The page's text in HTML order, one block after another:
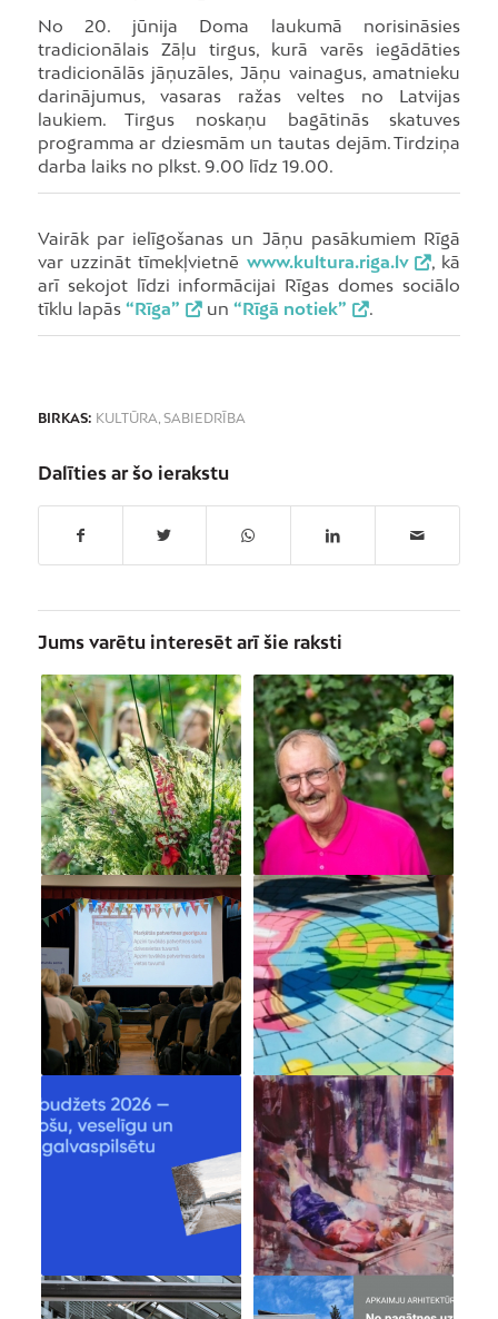
No 20. jūnija Doma laukumā norisināsies
tradicionālais Zāļu tirgus, kurā varēs iegādāties
tradicionālās jāņuzāles, Jāņu vainagus, amatnieku
darinājumus, vasaras ražas veltes no Latvijas
laukiem. Tirgus noskaņu bagātinās skatuves
programma ar dziesmām un tautas dejām. Tirdziņa
darba laiks no plkst. 9.00 līdz 19.00.
Vairāk par ielīgošanas un Jāņu pasākumiem Rīgā
var uzzināt tīmekļvietnē www.kultura.riga.lv
, kā
arī sekojot līdzi informācijai Rīgas domes sociālo
tīklu lapās “Rīga” un “Rīgā notiek” .
BIRKAS: KULTŪRA, SABIEDRĪBA
Dalīties ar šo ierakstu
Jums varētu interesēt arī šie raksti